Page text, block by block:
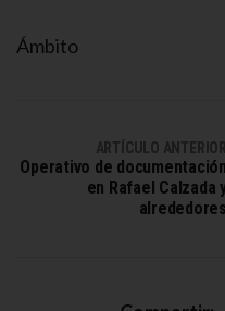
Ámbito
ARTÍCULO ANTERIOR
Operativo de documentación
en Rafael Calzada
alrededores